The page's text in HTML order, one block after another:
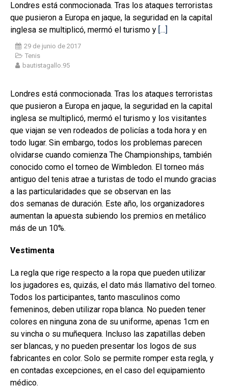
Londres está conmocionada. Tras los ataques terroristas
que pusieron a Europa en jaque, la seguridad en la capital
inglesa se multiplicó, mermó el turismo y […]
29 de junio de 2017
Tenis
bautistagallo.95
Londres está conmocionada. Tras los ataques terroristas
que pusieron a Europa en jaque, la seguridad en la capital
inglesa se multiplicó, mermó el turismo y los visitantes
que viajan se ven rodeados de policías a toda hora y en
todo lugar. Sin embargo, todos los problemas parecen
olvidarse cuando comienza The Championships, también
conocido como el torneo de Wimbledon. El torneo más
antiguo del tenis atrae a turistas de todo el mundo gracias
a las particularidades que se observan en las
dos semanas de duración. Este año, los organizadores
aumentan la apuesta subiendo los premios en metálico
más de un 10%.
Vestimenta
La regla que rige respecto a la ropa que pueden utilizar
los jugadores es, quizás, el dato más llamativo del torneo.
Todos los participantes, tanto masculinos como
femeninos, deben utilizar ropa blanca. No pueden tener
colores en ninguna zona de su uniforme, apenas 1cm en
su vincha o su muñequera. Incluso las zapatillas deben
ser blancas, y no pueden presentar los logos de sus
fabricantes en color. Solo se permite romper esta regla, y
en contadas excepciones, en el caso del equipamiento
médico.